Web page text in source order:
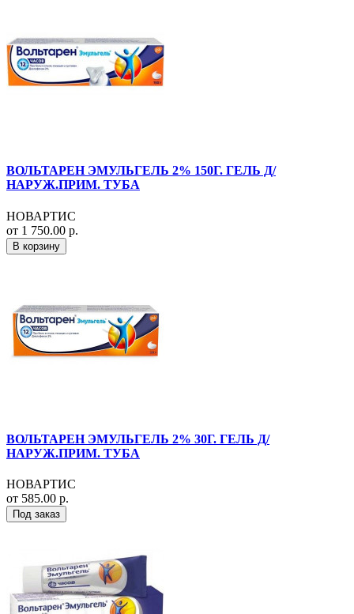
ВОЛЬТАРЕН ЭМУЛЬГЕЛЬ 2% 150Г. ГЕЛЬ Д/
НАРУЖ.ПРИМ. ТУБА
НОВАРТИС
от 1 750.00 р.
В корзину
ВОЛЬТАРЕН ЭМУЛЬГЕЛЬ 2% 30Г. ГЕЛЬ Д/
НАРУЖ.ПРИМ. ТУБА
НОВАРТИС
от 585.00 р.
Под заказ